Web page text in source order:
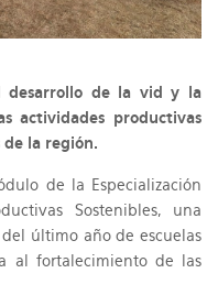
desarrollo de la vid y la
actividades productivas
de la región.
de la Especialización
Sostenibles, una
último año de escuelas
al fortalecimiento de las